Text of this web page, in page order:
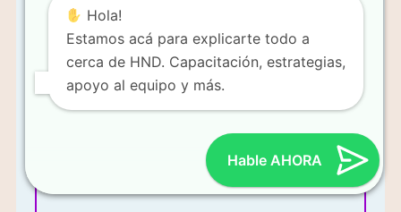
Mi enfoque es vender productos y construir un equipo de
Hola!
Estamos acá para explicarte todo a
cerca de HND. Capacitación, estrategias,
apoyo al equipo y más.
Hable AHORA